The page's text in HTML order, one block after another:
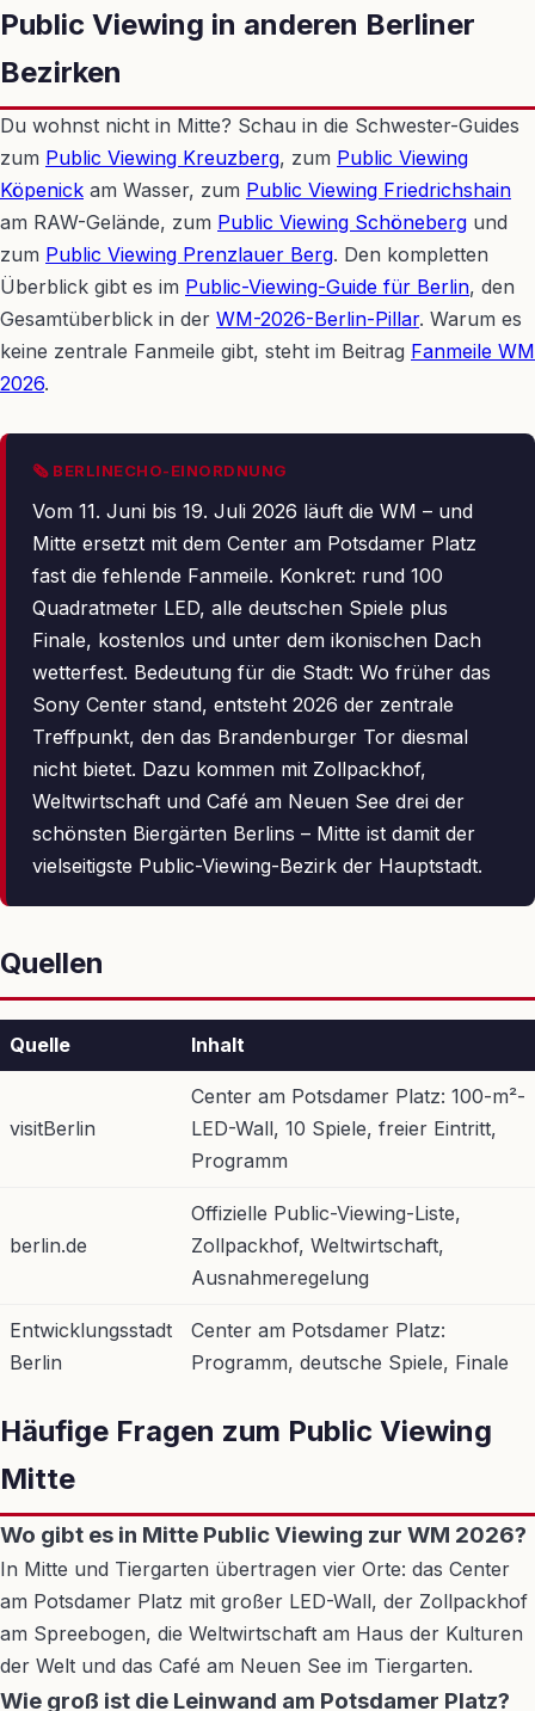
Public Viewing in anderen Berliner
Bezirken
Du wohnst nicht in Mitte? Schau in die Schwester-Guides
zum Public Viewing Kreuzberg, zum Public Viewing
Köpenick am Wasser, zum Public Viewing Friedrichshain
am RAW-Gelände, zum Public Viewing Schöneberg und
zum Public Viewing Prenzlauer Berg. Den kompletten
Überblick gibt es im Public-Viewing-Guide für Berlin, den
Gesamtüberblick in der WM-2026-Berlin-Pillar. Warum es
keine zentrale Fanmeile gibt, steht im Beitrag Fanmeile WM
2026.
🗞 BERLINECHO-EINORDNUNG
Vom 11. Juni bis 19. Juli 2026 läuft die WM – und
Mitte ersetzt mit dem Center am Potsdamer Platz
fast die fehlende Fanmeile. Konkret: rund 100
Quadratmeter LED, alle deutschen Spiele plus
Finale, kostenlos und unter dem ikonischen Dach
wetterfest. Bedeutung für die Stadt: Wo früher das
Sony Center stand, entsteht 2026 der zentrale
Treffpunkt, den das Brandenburger Tor diesmal
nicht bietet. Dazu kommen mit Zollpackhof,
Weltwirtschaft und Café am Neuen See drei der
schönsten Biergärten Berlins – Mitte ist damit der
vielseitigste Public-Viewing-Bezirk der Hauptstadt.
Quellen
Quelle Inhalt
visitBerlin
Center am Potsdamer Platz: 100-m²-
LED-Wall, 10 Spiele, freier Eintritt,
Programm
berlin.de
Offizielle Public-Viewing-Liste,
Zollpackhof, Weltwirtschaft,
Ausnahmeregelung
Entwicklungsstadt
Berlin
Center am Potsdamer Platz:
Programm, deutsche Spiele, Finale
Häufige Fragen zum Public Viewing
Mitte
Wo gibt es in Mitte Public Viewing zur WM 2026?
In Mitte und Tiergarten übertragen vier Orte: das Center
am Potsdamer Platz mit großer LED-Wall, der Zollpackhof
am Spreebogen, die Weltwirtschaft am Haus der Kulturen
der Welt und das Café am Neuen See im Tiergarten.
Wie groß ist die Leinwand am Potsdamer Platz?